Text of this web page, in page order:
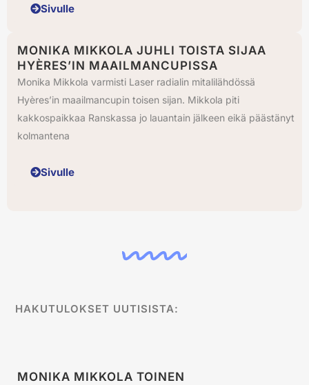
Sivulle
MONIKA MIKKOLA JUHLI TOISTA SIJAA
HYÈRES’IN MAAILMANCUPISSA
Monika Mikkola varmisti Laser radialin mitalilähdössä
Hyères’in maailmancupin toisen sijan. Mikkola piti
kakkospaikkaa Ranskassa jo lauantain jälkeen eikä päästänyt
kolmantena
Sivulle
HAKUTULOKSET UUTISISTA:
MONIKA MIKKOLA TOINEN